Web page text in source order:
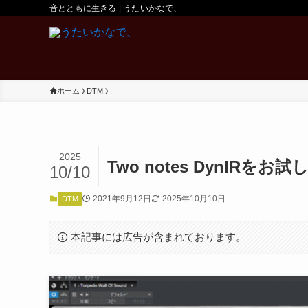
音とともに生きる | うたいかなで、
ホーム DTM
Two notes DynIRをお試し
2025
10/10
DTM 2021年9月12日 2025年10月10日
本記事には広告が含まれております。